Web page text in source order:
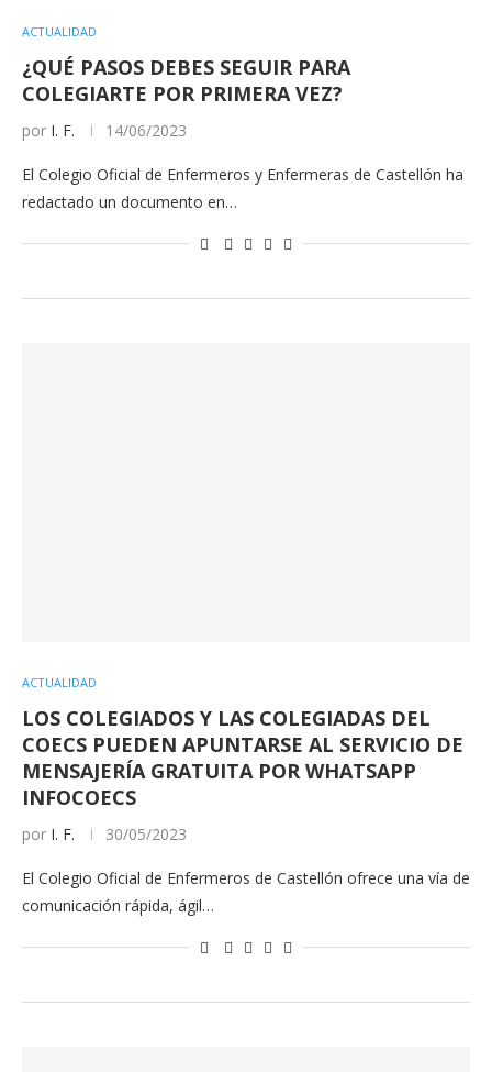
ACTUALIDAD
¿QUÉ PASOS DEBES SEGUIR PARA
COLEGIARTE POR PRIMERA VEZ?
por I. F. 14/06/2023
El Colegio Oficial de Enfermeros y Enfermeras de Castellón ha
redactado un documento en…
ACTUALIDAD
LOS COLEGIADOS Y LAS COLEGIADAS DEL
COECS PUEDEN APUNTARSE AL SERVICIO DE
MENSAJERÍA GRATUITA POR WHATSAPP
INFOCOECS
por I. F. 30/05/2023
El Colegio Oficial de Enfermeros de Castellón ofrece una vía de
comunicación rápida, ágil…